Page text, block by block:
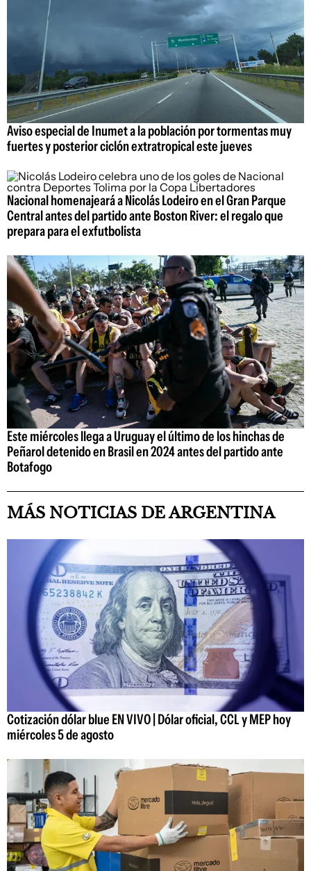
Aviso especial de Inumet a la población por tormentas muy
fuertes y posterior ciclón extratropical este jueves
Nacional homenajeará a Nicolás Lodeiro en el Gran Parque
Central antes del partido ante Boston River: el regalo que
prepara para el exfutbolista
Este miércoles llega a Uruguay el último de los hinchas de
Peñarol detenido en Brasil en 2024 antes del partido ante
Botafogo
MÁS NOTICIAS DE ARGENTINA
Cotización dólar blue EN VIVO | Dólar oficial, CCL y MEP hoy
miércoles 5 de agosto